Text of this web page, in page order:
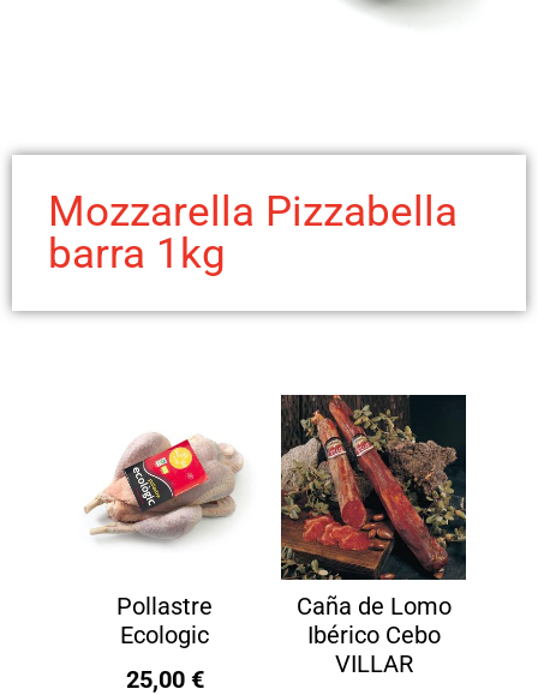
Mozzarella Pizzabella
barra 1kg
Pollastre
Ecologic
25,00 €
Caña de Lomo
Ibérico Cebo
VILLAR